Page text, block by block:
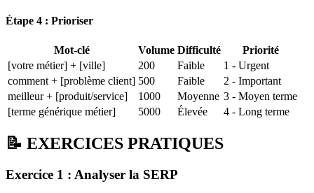
Étape 4 : Prioriser
Mot-clé Volume Difficulté
Priorité
[votre métier] + [ville]
200 Faible
1 - Urgent
comment + [problème client] 500 Faible
2 - Important
meilleur + [produit/service]
1000 Moyenne 3 - Moyen terme
[terme générique métier]
5000 Élevée 4 - Long terme
📝 EXERCICES PRATIQUES
Exercice 1 : Analyser la SERP